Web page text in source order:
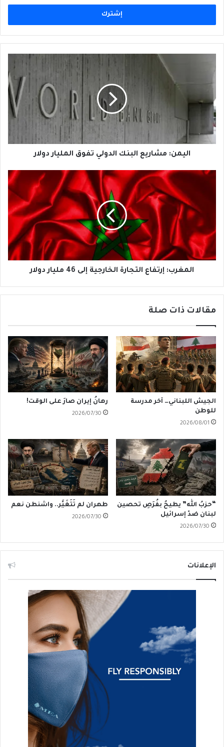
الإلكتروني
تفوق
المليار
دولار
اليمن: مشاريع البنك الدولي تفوق المليار دولار
المغرب:
الخارجية
46
مليار
دولار
المغرب: إرتفاع التجارة الخارجية إلى 46 مليار دولار
مقالات ذات صلة
الجيش اللبناني… آخر مدرسة
للوطن
2026/08/01
رهانُ إيران صارَ على الوقت!
2026/07/30
“حزبُ الله” يطيحُ بفُرَصِ تحصين
لبنان ضدّ إسرائيل
2026/07/30
طهران لم تَتَغَيَّر.. واشنطن نعم
2026/07/30
الإعلانات